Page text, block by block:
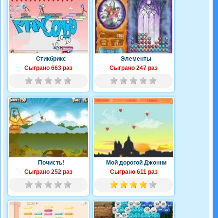
Стикбрикс
Сыграно 663 раз
Элементы
Сыграно 247 раз
Почисть!
Сыграно 252 раз
Мой дорогой Джонни
Сыграно 611 раз